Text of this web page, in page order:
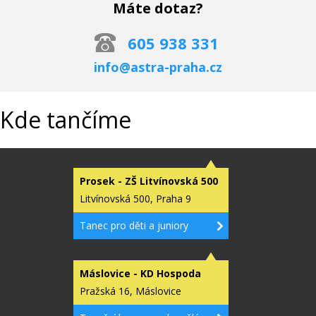
Máte dotaz?
605 938 331
info@astra-praha.cz
Kde tančíme
Prosek - ZŠ Litvínovská 500
Litvínovská 500, Praha 9
Tanec pro děti a juniory
Máslovice - KD Hospoda
Pražská 16, Máslovice